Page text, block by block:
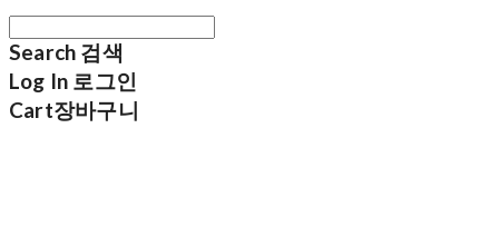
Search 검색
Log In 로그인
Cart장바구니